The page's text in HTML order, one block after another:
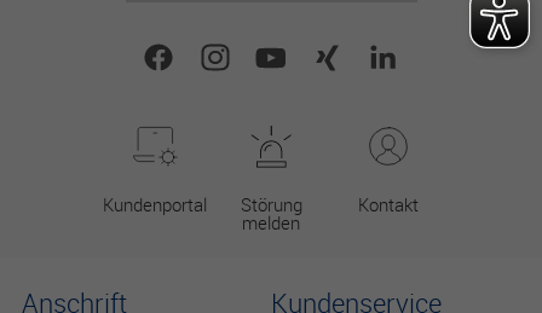
Kundenportal Störung
melden
Kontakt
Kundenservice
Anschrift